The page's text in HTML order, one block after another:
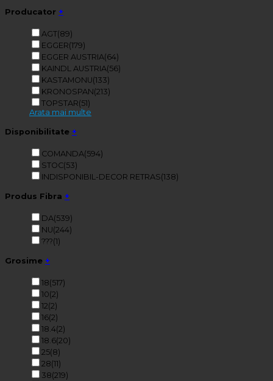
Producator +
AGT(89)
EGGER(179)
EGGER AUSTRIA(64)
KAINDL AUSTRIA(56)
KASTAMONU(133)
KRONOSPAN(213)
TOPSTAR(51)
Arata mai multe
Disponibilitate +
COMANDA(594)
STOC(53)
INDISPONIBIL-DECOR RETRAS(138)
Produs Fibra +
DA(539)
NU(244)
???(1)
Grosime +
18(517)
10(2)
12(2)
16(2)
18.4(2)
18.6(20)
25(8)
28(11)
38(219)